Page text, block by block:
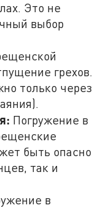
Это не
выбор
грехов.
только через
Погружение в
быть опасно
так и
в